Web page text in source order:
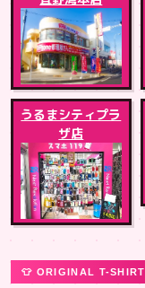
うるまシティプラ
ザ店
👕 ORIGINAL T-SHIRT